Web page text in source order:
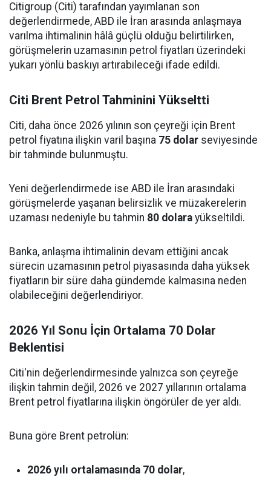
Citigroup (Citi) tarafından yayımlanan son
değerlendirmede, ABD ile İran arasında anlaşmaya
varılma ihtimalinin hâlâ güçlü olduğu belirtilirken,
görüşmelerin uzamasının petrol fiyatları üzerindeki
yukarı yönlü baskıyı artırabileceği ifade edildi.
Citi Brent Petrol Tahminini Yükseltti
Citi, daha önce 2026 yılının son çeyreği için Brent
petrol fiyatına ilişkin varil başına 75 dolar seviyesinde
bir tahminde bulunmuştu.
Yeni değerlendirmede ise ABD ile İran arasındaki
görüşmelerde yaşanan belirsizlik ve müzakerelerin
uzaması nedeniyle bu tahmin 80 dolara yükseltildi.
Banka, anlaşma ihtimalinin devam ettiğini ancak
sürecin uzamasının petrol piyasasında daha yüksek
fiyatların bir süre daha gündemde kalmasına neden
olabileceğini değerlendiriyor.
2026 Yıl Sonu İçin Ortalama 70 Dolar
Beklentisi
Citi'nin değerlendirmesinde yalnızca son çeyreğe
ilişkin tahmin değil, 2026 ve 2027 yıllarının ortalama
Brent petrol fiyatlarına ilişkin öngörüler de yer aldı.
Buna göre Brent petrolün:
2026 yılı ortalamasında 70 dolar,